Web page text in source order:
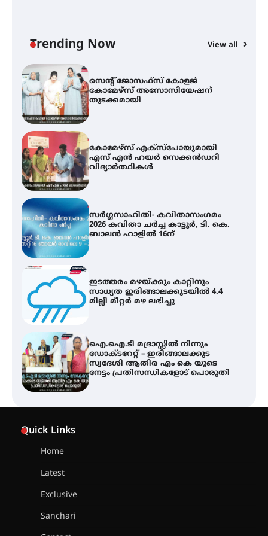
Trending Now View all
വെള്ളിയാഴ്ച സ്‌ക്രീൻ ചെയ്യുന്നു
സെന്റ് ജോസഫ്സ് കോളജ്
കോമേഴ്‌സ് അസോസിയേഷന്
തുടക്കമായി
കോമേഴ്സ് എക്സ്പോയുമായി
എസ് എൻ ഹയർ സെക്കൻഡറി
വിദ്യാർത്ഥികൾ
സർഗ്ഗസാഹിതി- കവിതാസംഗമം
2026 കവിതാ ചർച്ച കാട്ടൂർ, ടി. കെ.
ബാലൻ ഹാളിൽ 16ന്
ഇടത്തരം മഴയ്ക്കും കാറ്റിനും
സാധ്യത ഇരിങ്ങാലക്കുടയിൽ 4.4
മില്ലി മീറ്റർ മഴ ലഭിച്ചു
ഐ.ഐ.ടി മദ്രാസ്സിൽ നിന്നും
ഡോക്ടറേറ്റ് – ഇരിങ്ങാലക്കുട
സ്വദേശി ആതിര എം കെ യുടെ
നേട്ടം പ്രതിസന്ധികളോട് പൊരുതി
Quick Links
Home
Latest
Exclusive
Sanchari